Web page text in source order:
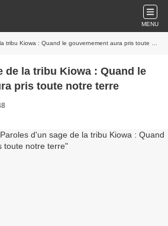
MENU
Kiowa : Quand le gouvernement aura pris toute notre terre
tribu Kiowa : Quand le
gouvernement aura pris toute notre terre